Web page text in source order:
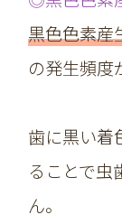
黒色色素産
の発生頻度
歯に黒い着
ることで虫
ん。